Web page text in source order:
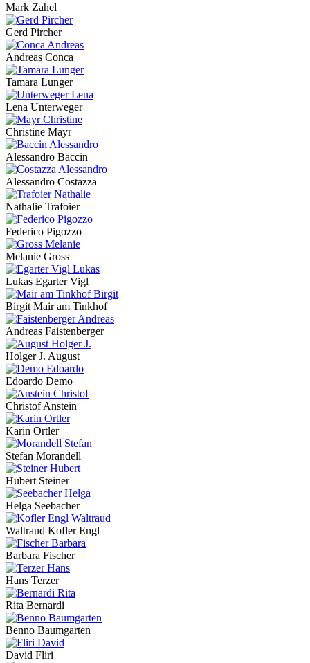
Mark Zahel
Gerd Pircher
Andreas Conca
Tamara Lunger
Lena Unterweger
Christine Mayr
Alessandro Baccin
Alessandro Costazza
Nathalie Trafoier
Federico Pigozzo
Melanie Gross
Lukas Egarter Vigl
Birgit Mair am Tinkhof
Andreas Faistenberger
Holger J. August
Edoardo Demo
Christof Anstein
Karin Ortler
Stefan Morandell
Hubert Steiner
Helga Seebacher
Waltraud Kofler Engl
Barbara Fischer
Hans Terzer
Rita Bernardi
Benno Baumgarten
David Fliri